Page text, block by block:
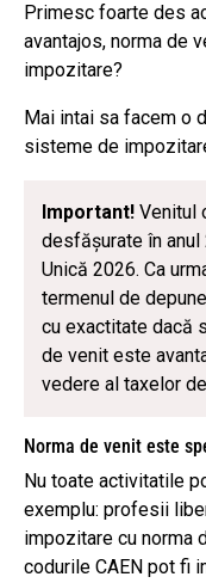
Primesc foarte des
avantajos, norma de
impozitare?
Mai intai sa facem o
sisteme de
Important! Venitul
desfășurate în anul
Unică 2026. Ca
termenul de
cu exactitate dacă
de venit este
vedere al taxelor
Norma de venit este
Nu toate activitatile
exemplu: profesii
impozitare cu norma
codurile CAEN pot fi